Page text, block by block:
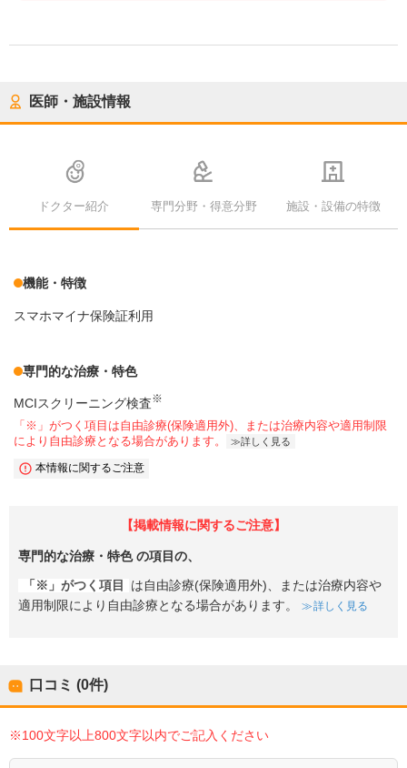
医師・施設情報
ドクター紹介 専門分野・得意分野 施設・設備の特徴
機能・特徴
スマホマイナ保険証利用
専門的な治療・特色
MCIスクリーニング検査※
「※」がつく項目は自由診療(保険適用外)、または治療内容や適用制限
により自由診療となる場合があります。
詳しく見る
本情報に関するご注意
【掲載情報に関するご注意】
専門的な治療・特色の項目の、
「※」がつく項目
は自由診療(保険適用外)、または治療内容や
適用制限により自由診療となる場合があります。
詳しく見る
口コミ (0件)
※100文字以上800文字以内でご記入ください